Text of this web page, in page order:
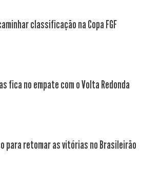
classificação na Copa FGF
fica no empate com o Volta Redonda
para retomar as vitórias no Brasileirão